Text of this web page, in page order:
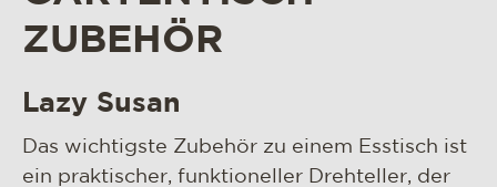
4 seasons outdoor
katalog
materialien & pflege
ZUBEHÖR
Lazy Susan
Das wichtigste Zubehör zu einem Esstisch ist
ein praktischer, funktioneller Drehteller, der